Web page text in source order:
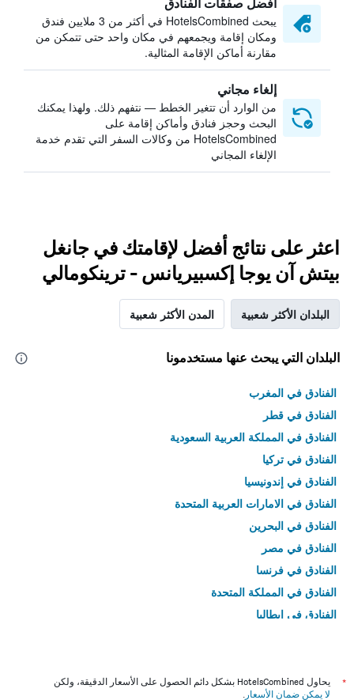
يبحث HotelsCombined في أكثر من 3 ملايين فندق
ومكان إقامة ويجمعهم في مكان واحد حتى تتمكن من
مقارنة أماكن الإقامة المثالية.
إلغاء مجاني
من الوارد أن تتغير الخطط — نتفهم ذلك. ولهذا يمكنك
البحث وحجز فنادق وأماكن إقامة على
HotelsCombined من وكالات السفر التي تقدم خدمة
الإلغاء المجاني
اعثر على نتائج أفضل لإقامتك في جانغل
بيتش آن يوجا إكسبيريانس - ترينكومالي
البلدان الأكثر شعبية المدن الأكثر شعبية
البلدان التي يبحث عنها مستخدمونا
الفنادق في المغرب
الفنادق في قطر
الفنادق في المملكة العربية السعودية
الفنادق في تركيا
الفنادق في إندونيسيا
الفنادق في الامارات العربية المتحدة
الفنادق في البحرين
الفنادق في مصر
الفنادق في فرنسا
الفنادق في المملكة المتحدة
الفنادق في إيطاليا
*
يحاول HotelsCombined بشكل دائم الحصول على الأسعار الدقيقة، ولكن
لا يمكن ضمان الأسعار .